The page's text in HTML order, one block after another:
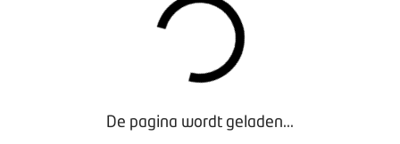
De pagina wordt geladen...